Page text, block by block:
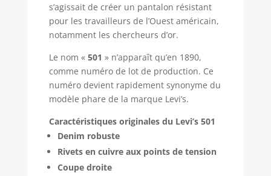
s’agissait de créer un pantalon résistant
pour les travailleurs de l’Ouest américain,
notamment les chercheurs d’or.
Le nom « 501 » n’apparaît qu’en 1890,
comme numéro de lot de production. Ce
numéro devient rapidement synonyme du
modèle phare de la marque Levi’s.
Caractéristiques originales du Levi’s 501
Denim robuste
Rivets en cuivre aux points de tension
Coupe droite